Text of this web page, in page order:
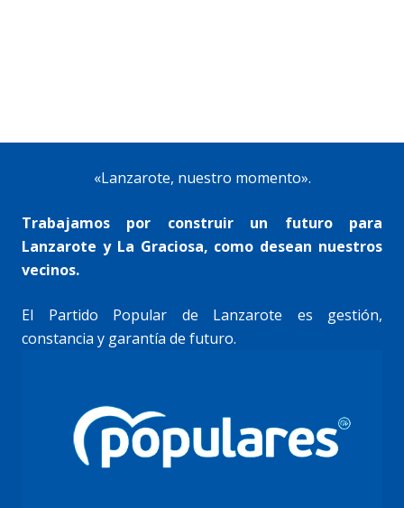
«Lanzarote, nuestro momento».
Trabajamos por construir un futuro para
Lanzarote y La Graciosa, como desean nuestros
vecinos.
El Partido Popular de Lanzarote es gestión,
constancia y garantía de futuro.